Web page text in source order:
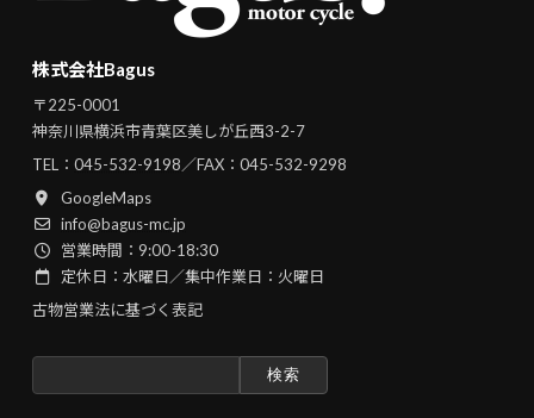
株式会社Bagus
〒225-0001
神奈川県横浜市青葉区美しが丘西3-2-7
TEL： 045-532-9198／FAX：045-532-9298
GoogleMaps
info@bagus-mc.jp
営業時間：9:00-18:30
定休日：水曜日／集中作業日：火曜日
古物営業法に基づく表記